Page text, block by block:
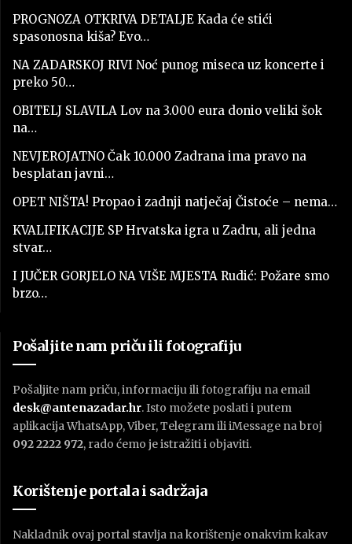
PROGNOZA OTKRIVA DETALJE Kada će stići
spasonosna kiša? Evo…
NA ZADARSKOJ RIVI Noć punog miseca uz koncerte i
preko 50…
OBITELJ SLAVILA Lov na 3.000 eura donio veliki šok
na…
NEVJEROJATNO Čak 10.000 Zadrana ima pravo na
besplatan javni…
OPET NIŠTA! Propao i zadnji natječaj Čistoće – nema…
KVALIFIKACIJE SP Hrvatska igra u Zadru, ali jedna
stvar…
I JUČER GORJELO NA VIŠE MJESTA Rudić: Požare smo
brzo…
Pošaljite nam priču ili fotografiju
Pošaljite nam priču, informaciju ili fotografiju na email
desk@antenazadar.hr. Isto možete poslati i putem
aplikacija WhatsApp, Viber, Telegram ili iMessage na broj
092 2222 972, rado ćemo je istražiti i objaviti.
Korištenje portala i sadržaja
Nakladnik ovaj portal stavlja na korištenje onakvim kakav